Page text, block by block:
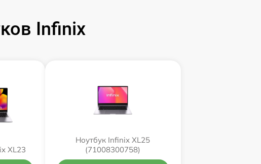
Infinix
XL23
Ноутбук Infinix XL25
(71008300758)